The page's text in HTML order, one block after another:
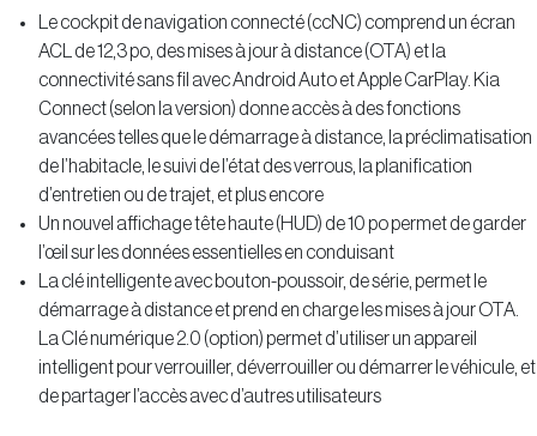
Le cockpit de navigation connecté (ccNC) comprend un écran
ACL de 12,3 po, des mises à jour à distance (OTA) et la
connectivité sans fil avec Android Auto et Apple CarPlay. Kia
Connect (selon la version) donne accès à des fonctions
avancées telles que le démarrage à distance, la préclimatisation
de l’habitacle, le suivi de l’état des verrous, la planification
d’entretien ou de trajet, et plus encore
Un nouvel affichage tête haute (HUD) de 10 po permet de garder
l’œil sur les données essentielles en conduisant
La clé intelligente avec bouton-poussoir, de série, permet le
démarrage à distance et prend en charge les mises à jour OTA.
La Clé numérique 2.0 (option) permet d’utiliser un appareil
intelligent pour verrouiller, déverrouiller ou démarrer le véhicule, et
de partager l’accès avec d’autres utilisateurs